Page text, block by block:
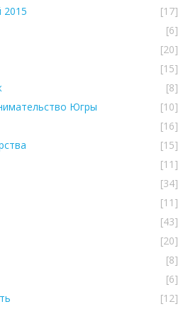
2015
[17]
[6]
[20]
[15]
[8]
Югры
[10]
[16]
[15]
[11]
[34]
[11]
[43]
[20]
[8]
[6]
[12]